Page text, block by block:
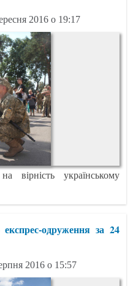
2016 о 19:17
вірність українському
одруження за 24
2016 о 15:57